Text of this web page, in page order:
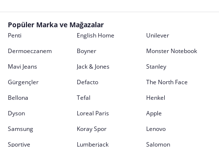
Popüler Marka ve Mağazalar
Penti English Home
Unilever
Dermoeczanem
Boyner
Monster Notebook
Mavi Jeans
Jack & Jones
Stanley
Gürgençler
Defacto
The North Face
Bellona
Tefal
Henkel
Dyson
Loreal Paris
Apple
Samsung
Koray Spor
Lenovo
Sportive
Lumberjack Salomon